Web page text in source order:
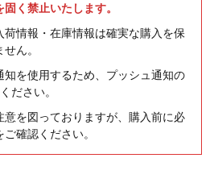
く禁止いたします。
情報・在庫情報は確実な購入を保
ん。
知を使用するため、プッシュ通知の
ださい。
意を図っておりますが、購入前に必
確認ください。